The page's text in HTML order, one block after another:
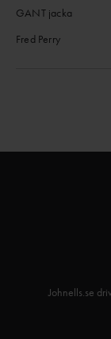
GANT jacka
Fred Perry
Johnells.se